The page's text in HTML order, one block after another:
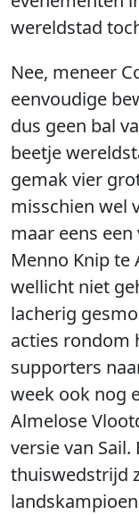
wereldstad
Nee, meneer
eenvoudige
dus geen bal
beetje
gemak vier
misschien wel
maar eens
Menno Knip te
wellicht niet
lacherig
acties rondom
supporters
week ook nog
Almelose
versie van
thuiswedstrijd